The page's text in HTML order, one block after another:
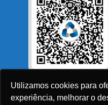
Utilizamos cookies para
experiência, melhorar o